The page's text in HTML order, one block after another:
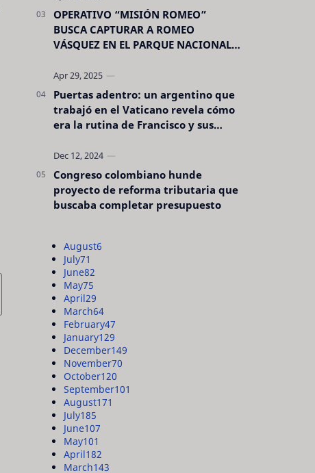
OPERATIVO “MISIÓN ROMEO”
BUSCA CAPTURAR A ROMEO
VÁSQUEZ EN EL PARQUE NACIONAL
Puertas adentro: un argentino que
trabajó en el Vaticano revela cómo
era la rutina de Francisco y sus
Congreso colombiano hunde
proyecto de reforma tributaria que
buscaba completar presupuesto
August6
July71
June82
May75
April29
March64
February47
January129
December149
November70
October120
September101
August171
July185
June107
May101
April182
March143